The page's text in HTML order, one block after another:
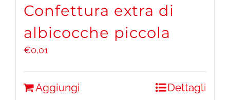
Confettura extra di
albicocche piccola
€0,01
Aggiungi Dettagli